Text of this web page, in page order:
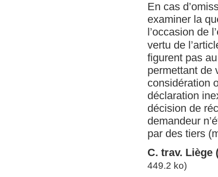
En cas
examiner la
l’occasion de
vertu de
figurent pas
permettant de
considération
déclaration
décision de
demandeur
par des tiers
C. trav. Liège
449.2 ko)